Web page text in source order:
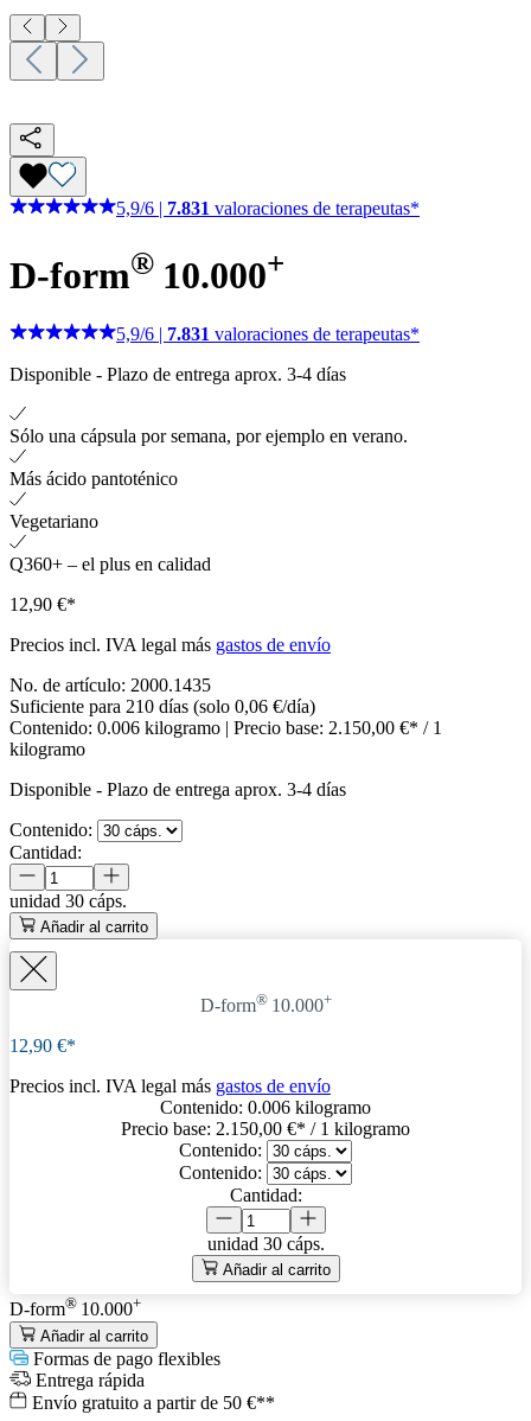
5,9/6 7.831 valoraciones de terapeutas*
D-form® 10.000+
5,9/6 | 7.831 valoraciones de terapeutas*
Disponible - Plazo de entrega aprox. 3-4 días
Sólo una cápsula por semana, por ejemplo en verano.
Más ácido pantoténico
Vegetariano
Q360+ – el plus en calidad
12,90 €*
Precios incl. IVA legal más gastos de envío
No. de artículo: 2000.1435
Suficiente para 210 días (solo 0,06 €/día)
Contenido: 0.006 kilogramo | Precio base: 2.150,00 €* / 1
kilogramo
Disponible - Plazo de entrega aprox. 3-4 días
Contenido:
Cantidad:
unidad 30 cáps.
Añadir al carrito
D-form® 10.000+
12,90 €*
Precios incl. IVA legal más gastos de envío
Contenido: 0.006 kilogramo
Precio base: 2.150,00 €* / 1 kilogramo
Contenido:
Contenido:
Cantidad:
unidad 30 cáps.
Añadir al carrito
D-form® 10.000+
Añadir al carrito
Formas de pago flexibles
Entrega rápida
Envío gratuito a partir de 50 €**